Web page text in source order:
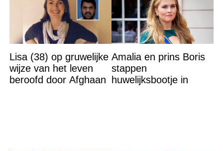
Lisa (38) op gruwelijke
wijze van het leven
beroofd door Afghaan
Amalia en prins Boris
stappen
huwelijksbootje in